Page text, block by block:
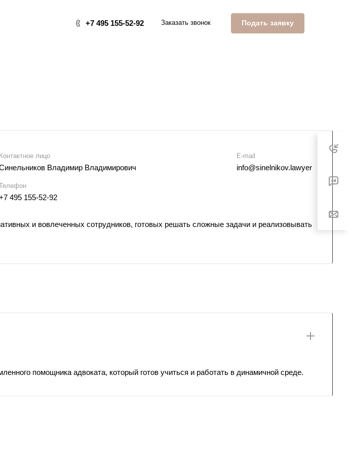
+7 495 155-52-92 Заказать звонок Подать заявку
Контактное лицо
Владимир Владимирович
E-mail
info@sinelnikov.lawyer
495 155-52-92
и вовлеченных сотрудников, готовых решать сложные задачи и реализовывать
помощника адвоката, который готов учиться и работать в динамичной среде.